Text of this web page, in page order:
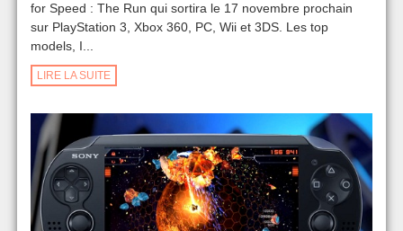
for Speed : The Run qui sortira le 17 novembre prochain
sur PlayStation 3, Xbox 360, PC, Wii et 3DS. Les top
models, I...
LIRE LA SUITE